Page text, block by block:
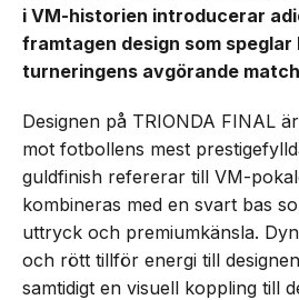
i VM-historien introducerar
framtagen design som
turneringens avgörande
Designen på TRIONDA FINAL
mot fotbollens mest
guldfinish refererar till VM-
kombineras med en svart bas
uttryck och premiumkänsla.
och rött tillför energi till
samtidigt en visuell koppling till